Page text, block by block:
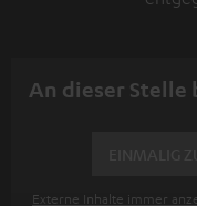
An dieser Stelle
Externe Inhalte immer